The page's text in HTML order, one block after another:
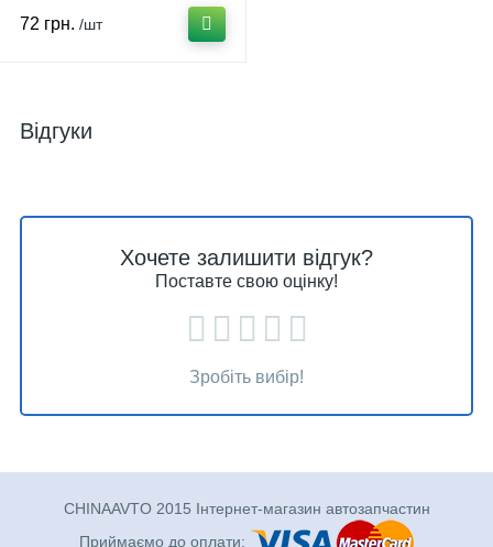
72 грн. /шт
Відгуки
Хочете залишити відгук?
Поставте свою оцінку!
Зробіть вибір!
CHINAAVTO 2015 Інтернет-магазин автозапчастин
Приймаємо до оплати: